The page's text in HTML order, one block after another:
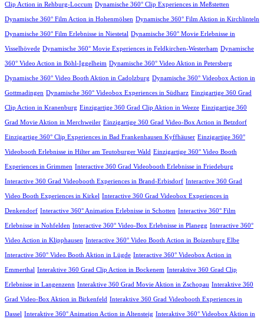
Clip Action in Rehburg-Loccum Dynamische 360° Clip Experiences in Meßstetten
Dynamische 360° Film Action in Hohenmölsen Dynamische 360° Film Aktion in Kirchlinteln
Dynamische 360° Film Erlebnisse in Niestetal Dynamische 360° Movie Erlebnisse in
Visselhövede Dynamische 360° Movie Experiences in Feldkirchen-Westerham Dynamische
360° Video Action in Böhl-Iggelheim Dynamische 360° Video Aktion in Petersberg
Dynamische 360° Video Booth Aktion in Cadolzburg Dynamische 360° Videobox Action in
Gottmadingen Dynamische 360° Videobox Experiences in Südharz Einzigartige 360 Grad
Clip Action in Kranenburg Einzigartige 360 Grad Clip Aktion in Weeze Einzigartige 360
Grad Movie Aktion in Merchweiler Einzigartige 360 Grad Video-Box Action in Betzdorf
Einzigartige 360° Clip Experiences in Bad Frankenhausen Kyffhäuser Einzigartige 360°
Videobooth Erlebnisse in Hilter am Teutoburger Wald Einzigartige 360° Video Booth
Experiences in Grimmen Interactive 360 Grad Videobooth Erlebnisse in Friedeburg
Interactive 360 Grad Videobooth Experiences in Brand-Erbisdorf Interactive 360 Grad
Video Booth Experiences in Kirkel Interactive 360 Grad Videobox Experiences in
Denkendorf Interactive 360° Animation Erlebnisse in Schotten Interactive 360° Film
Erlebnisse in Nohfelden Interactive 360° Video-Box Erlebnisse in Planegg Interactive 360°
Video Action in Klipphausen Interactive 360° Video Booth Action in Boizenburg Elbe
Interactive 360° Video Booth Aktion in Lügde Interactive 360° Videobox Action in
Emmerthal Interaktive 360 Grad Clip Action in Bockenem Interaktive 360 Grad Clip
Erlebnisse in Langenzenn Interaktive 360 Grad Movie Aktion in Zschopau Interaktive 360
Grad Video-Box Aktion in Birkenfeld Interaktive 360 Grad Videobooth Experiences in
Dassel Interaktive 360° Animation Action in Altensteig Interaktive 360° Videobox Aktion in